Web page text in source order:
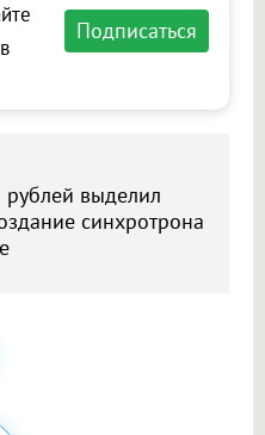
Подписаться
выделил
синхротрона